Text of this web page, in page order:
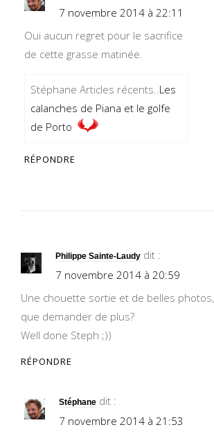
7 novembre 2014 à 22:11
Oui aucun regret pour le sacrifice
de cette grasse matinée.
Stéphane Articles récents..Les
calanches de Piana et le golfe
de Porto
RÉPONDRE
Philippe Sainte-Laudy dit :
7 novembre 2014 à 20:59
Une chouette sortie et de belles photos,
que demander de plus?
Well done Steph ;))
RÉPONDRE
Stéphane dit :
7 novembre 2014 à 21:53